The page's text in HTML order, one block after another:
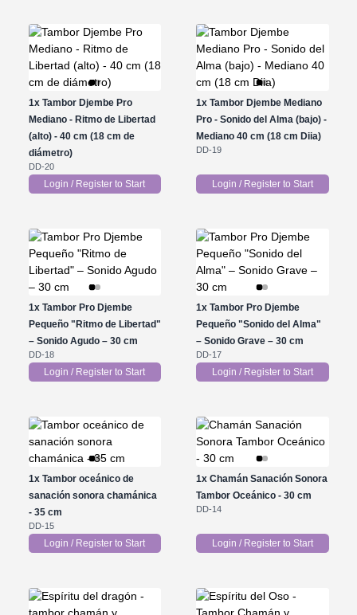
1xTambor Djembe Pro
Mediano - Ritmo de Libertad
(alto) - 40 cm (18 cm de
diámetro)
DD-20
Login / Register to Start
1x Tambor Djembe Mediano
Pro - Sonido del Alma (bajo) -
Mediano 40 cm (18 cm Diia)
DD-19
Login / Register to Start
1xTambor Pro Djembe
Pequeño "Ritmo de Libertad"
– Sonido Agudo – 30 cm
DD-18
Login / Register to Start
1x Tambor Pro Djembe
Pequeño "Sonido del Alma"
– Sonido Grave – 30 cm
DD-17
Login / Register to Start
1xTambor oceánico de
sanación sonora chamánica
- 35 cm
DD-15
Login / Register to Start
1x Chamán Sanación Sonora
Tambor Oceánico - 30 cm
DD-14
Login / Register to Start